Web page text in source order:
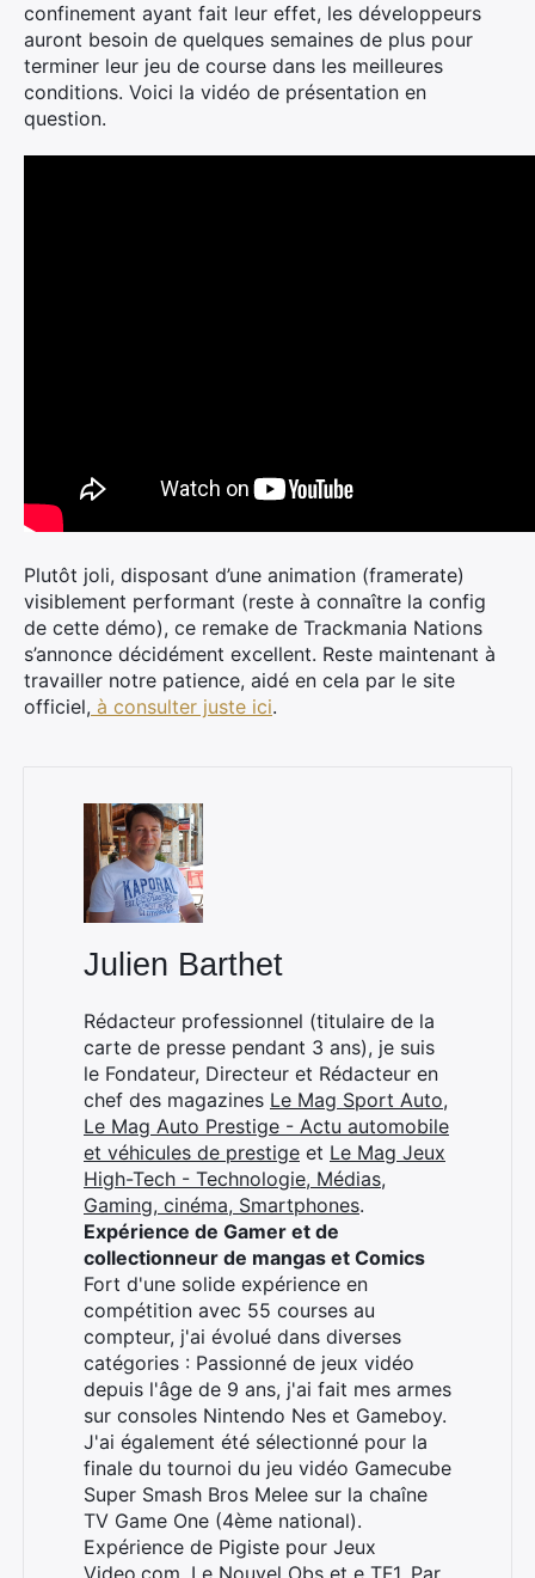
confinement ayant fait leur effet, les développeurs
auront besoin de quelques semaines de plus pour
terminer leur jeu de course dans les meilleures
conditions. Voici la vidéo de présentation en
question.
Plutôt joli, disposant d’une animation (framerate)
visiblement performant (reste à connaître la config
de cette démo), ce remake de Trackmania Nations
s’annonce décidément excellent. Reste maintenant à
travailler notre patience, aidé en cela par le site
officiel, à consulter juste ici.
Julien Barthet
Rédacteur professionnel (titulaire de la
carte de presse pendant 3 ans), je suis
le Fondateur, Directeur et Rédacteur en
chef des magazines Le Mag Sport Auto,
Le Mag Auto Prestige - Actu automobile
et véhicules de prestige et Le Mag Jeux
High-Tech - Technologie, Médias,
Gaming, cinéma, Smartphones.
Expérience de Gamer et de
collectionneur de mangas et Comics
Fort d'une solide expérience en
compétition avec 55 courses au
compteur, j'ai évolué dans diverses
catégories : Passionné de jeux vidéo
depuis l'âge de 9 ans, j'ai fait mes armes
sur consoles Nintendo Nes et Gameboy.
J'ai également été sélectionné pour la
finale du tournoi du jeu vidéo Gamecube
Super Smash Bros Melee sur la chaîne
TV Game One (4ème national).
Expérience de Pigiste pour Jeux
Video.com, Le Nouvel Obs et e TF1. Par